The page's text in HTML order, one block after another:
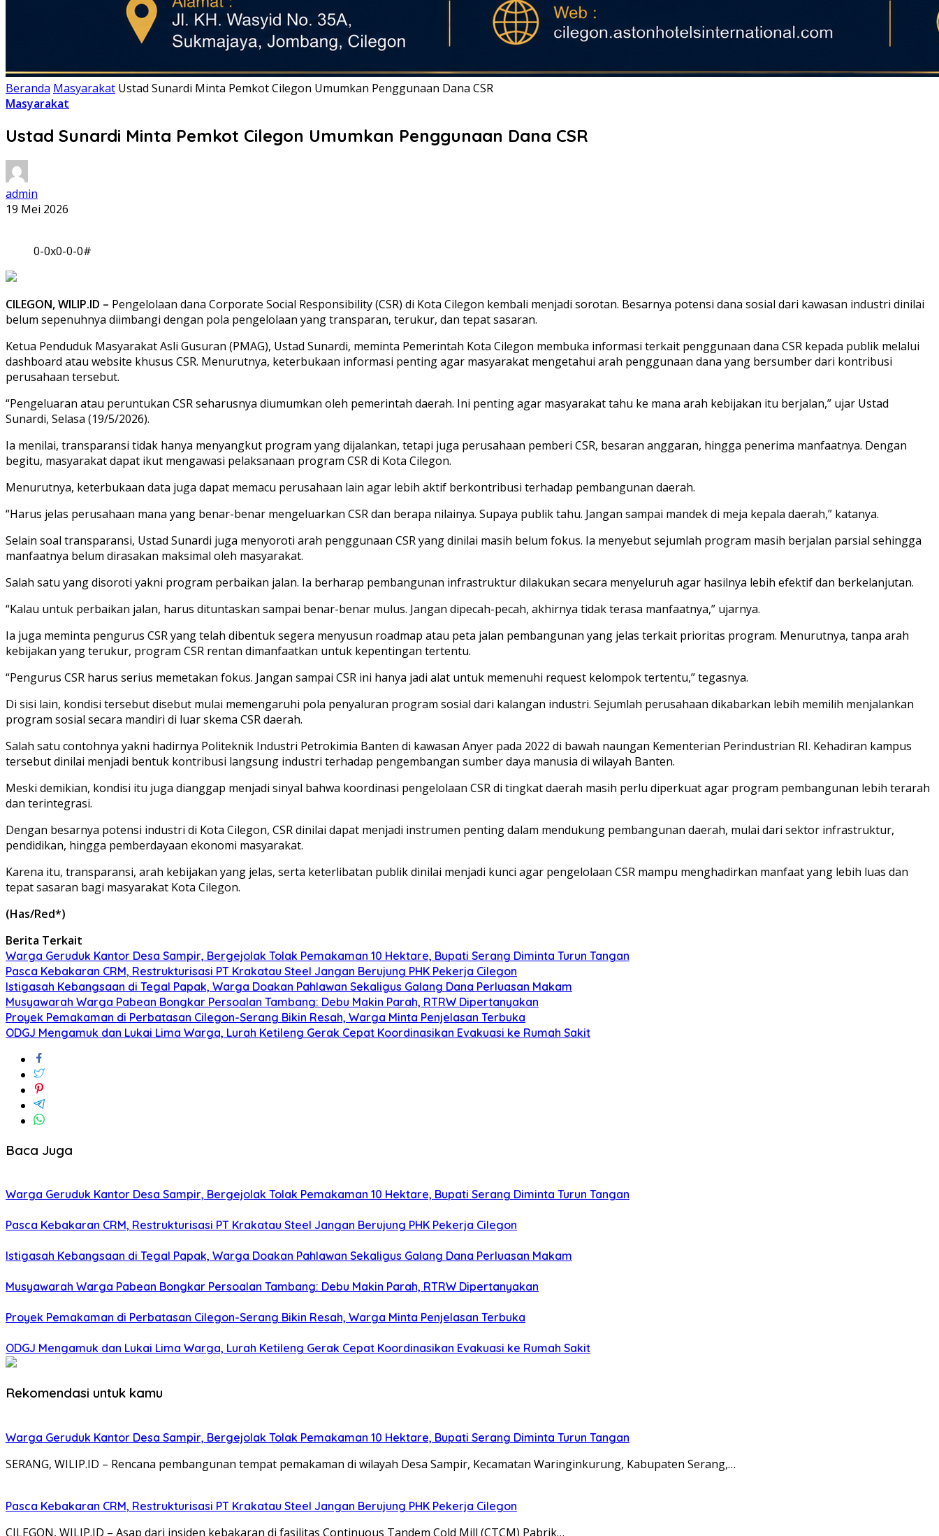
Beranda Masyarakat Ustad Sunardi Minta Pemkot Cilegon Umumkan Penggunaan Dana CSR
Masyarakat
Ustad Sunardi Minta Pemkot Cilegon Umumkan Penggunaan Dana CSR
admin
19 Mei 2026
0-0x0-0-0#
CILEGON, WILIP.ID – Pengelolaan dana Corporate Social Responsibility (CSR) di Kota Cilegon kembali menjadi sorotan. Besarnya potensi dana sosial dari kawasan industri dinilai
belum sepenuhnya diimbangi dengan pola pengelolaan yang transparan, terukur, dan tepat sasaran.
Ketua Penduduk Masyarakat Asli Gusuran (PMAG), Ustad Sunardi, meminta Pemerintah Kota Cilegon membuka informasi terkait penggunaan dana CSR kepada publik melalui
dashboard atau website khusus CSR. Menurutnya, keterbukaan informasi penting agar masyarakat mengetahui arah penggunaan dana yang bersumber dari kontribusi
perusahaan tersebut.
“Pengeluaran atau peruntukan CSR seharusnya diumumkan oleh pemerintah daerah. Ini penting agar masyarakat tahu ke mana arah kebijakan itu berjalan,” ujar Ustad
Sunardi, Selasa (19/5/2026).
Ia menilai, transparansi tidak hanya menyangkut program yang dijalankan, tetapi juga perusahaan pemberi CSR, besaran anggaran, hingga penerima manfaatnya. Dengan
begitu, masyarakat dapat ikut mengawasi pelaksanaan program CSR di Kota Cilegon.
Menurutnya, keterbukaan data juga dapat memacu perusahaan lain agar lebih aktif berkontribusi terhadap pembangunan daerah.
“Harus jelas perusahaan mana yang benar-benar mengeluarkan CSR dan berapa nilainya. Supaya publik tahu. Jangan sampai mandek di meja kepala daerah,” katanya.
Selain soal transparansi, Ustad Sunardi juga menyoroti arah penggunaan CSR yang dinilai masih belum fokus. Ia menyebut sejumlah program masih berjalan parsial sehingga
manfaatnya belum dirasakan maksimal oleh masyarakat.
Salah satu yang disoroti yakni program perbaikan jalan. Ia berharap pembangunan infrastruktur dilakukan secara menyeluruh agar hasilnya lebih efektif dan berkelanjutan.
“Kalau untuk perbaikan jalan, harus dituntaskan sampai benar-benar mulus. Jangan dipecah-pecah, akhirnya tidak terasa manfaatnya,” ujarnya.
Ia juga meminta pengurus CSR yang telah dibentuk segera menyusun roadmap atau peta jalan pembangunan yang jelas terkait prioritas program. Menurutnya, tanpa arah
kebijakan yang terukur, program CSR rentan dimanfaatkan untuk kepentingan tertentu.
“Pengurus CSR harus serius memetakan fokus. Jangan sampai CSR ini hanya jadi alat untuk memenuhi request kelompok tertentu,” tegasnya.
Di sisi lain, kondisi tersebut disebut mulai memengaruhi pola penyaluran program sosial dari kalangan industri. Sejumlah perusahaan dikabarkan lebih memilih menjalankan
program sosial secara mandiri di luar skema CSR daerah.
Salah satu contohnya yakni hadirnya Politeknik Industri Petrokimia Banten di kawasan Anyer pada 2022 di bawah naungan Kementerian Perindustrian RI. Kehadiran kampus
tersebut dinilai menjadi bentuk kontribusi langsung industri terhadap pengembangan sumber daya manusia di wilayah Banten.
Meski demikian, kondisi itu juga dianggap menjadi sinyal bahwa koordinasi pengelolaan CSR di tingkat daerah masih perlu diperkuat agar program pembangunan lebih terarah
dan terintegrasi.
Dengan besarnya potensi industri di Kota Cilegon, CSR dinilai dapat menjadi instrumen penting dalam mendukung pembangunan daerah, mulai dari sektor infrastruktur,
pendidikan, hingga pemberdayaan ekonomi masyarakat.
Karena itu, transparansi, arah kebijakan yang jelas, serta keterlibatan publik dinilai menjadi kunci agar pengelolaan CSR mampu menghadirkan manfaat yang lebih luas dan
tepat sasaran bagi masyarakat Kota Cilegon.
(Has/Red*)
Berita Terkait
Warga Geruduk Kantor Desa Sampir, Bergejolak Tolak Pemakaman 10 Hektare, Bupati Serang Diminta Turun Tangan
Pasca Kebakaran CRM, Restrukturisasi PT Krakatau Steel Jangan Berujung PHK Pekerja Cilegon
Istigasah Kebangsaan di Tegal Papak, Warga Doakan Pahlawan Sekaligus Galang Dana Perluasan Makam
Musyawarah Warga Pabean Bongkar Persoalan Tambang: Debu Makin Parah, RTRW Dipertanyakan
Proyek Pemakaman di Perbatasan Cilegon-Serang Bikin Resah, Warga Minta Penjelasan Terbuka
ODGJ Mengamuk dan Lukai Lima Warga, Lurah Ketileng Gerak Cepat Koordinasikan Evakuasi ke Rumah Sakit
Baca Juga
Warga Geruduk Kantor Desa Sampir, Bergejolak Tolak Pemakaman 10 Hektare, Bupati Serang Diminta Turun Tangan
Pasca Kebakaran CRM, Restrukturisasi PT Krakatau Steel Jangan Berujung PHK Pekerja Cilegon
Istigasah Kebangsaan di Tegal Papak, Warga Doakan Pahlawan Sekaligus Galang Dana Perluasan Makam
Musyawarah Warga Pabean Bongkar Persoalan Tambang: Debu Makin Parah, RTRW Dipertanyakan
Proyek Pemakaman di Perbatasan Cilegon-Serang Bikin Resah, Warga Minta Penjelasan Terbuka
ODGJ Mengamuk dan Lukai Lima Warga, Lurah Ketileng Gerak Cepat Koordinasikan Evakuasi ke Rumah Sakit
Rekomendasi untuk kamu
Warga Geruduk Kantor Desa Sampir, Bergejolak Tolak Pemakaman 10 Hektare, Bupati Serang Diminta Turun Tangan
SERANG, WILIP.ID – Rencana pembangunan tempat pemakaman di wilayah Desa Sampir, Kecamatan Waringinkurung, Kabupaten Serang,…
Pasca Kebakaran CRM, Restrukturisasi PT Krakatau Steel Jangan Berujung PHK Pekerja Cilegon
CILEGON, WILIP.ID – Asap dari insiden kebakaran di fasilitas Continuous Tandem Cold Mill (CTCM) Pabrik…